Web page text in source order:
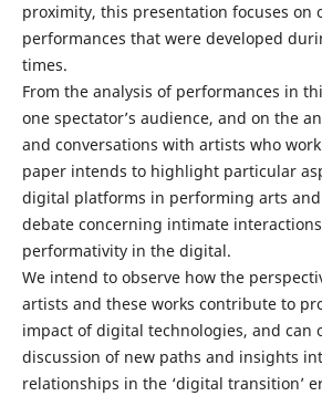
proximity, this presentation focuses on
performances that were developed
times.
From the analysis of performances in
one spectator’s audience, and on the
and conversations with artists who
paper intends to highlight particular
digital platforms in performing arts
debate concerning intimate
performativity in the digital.
We intend to observe how the
artists and these works contribute to
impact of digital technologies, and can
discussion of new paths and insights
relationships in the ‘digital transition’